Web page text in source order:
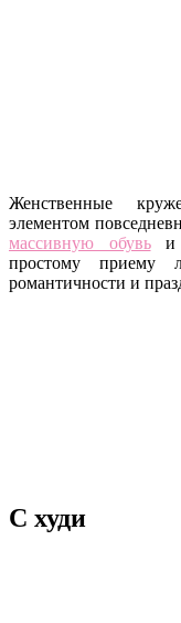
Женственные
элементом
массивную обувьи
простому приему
романтичности и
С худи